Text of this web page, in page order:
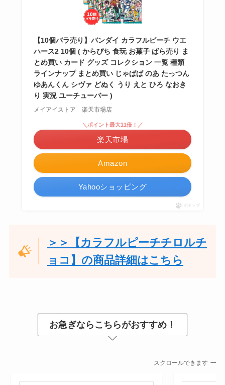
【10個バラ売り】バンダイ カラフルピーチ ウエ
ハース2 10個 ( からぴち 食玩 お菓子 ばら売り ま
とめ買い カード グッズ コレクション 一覧 種類
ラインナップ まとめ買い じゃぱぱ のあ たっつん
ゆあんくん シヴァ どぬく うり えと ひろ なおき
り 実況 ユーチューバー )
メイアイストア 楽天市場店
Amazon
＼ポイント最大11倍！／
楽天市場
Yahooショッピング
ポチップ
＞＞【カラフルピーチチロルチ
ョコ】の商品詳細はこちら
お急ぎならこちらがおすすめ！
スクロールできます